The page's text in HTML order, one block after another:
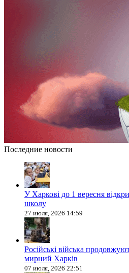
Последние новости
У Харкові до 1 вересня
школу
27 июля, 2026 14:59
Російські війська
мирний Харків
07 июля, 2026 22:51